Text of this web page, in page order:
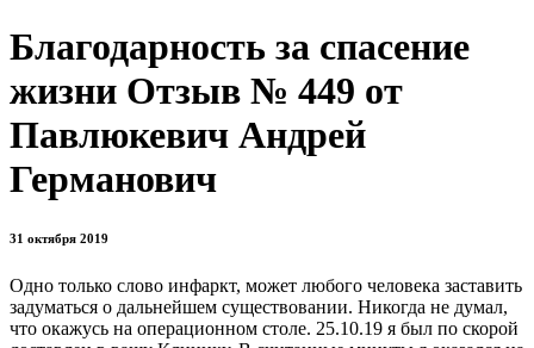
Благодарность за спасение
жизни Отзыв № 449 от
Павлюкевич Андрей
Германович
31 октября 2019
Одно только слово инфаркт, может любого человека заставить
задуматься о дальнейшем существовании. Никогда не думал,
что окажусь на операционном столе. 25.10.19 я был по скорой